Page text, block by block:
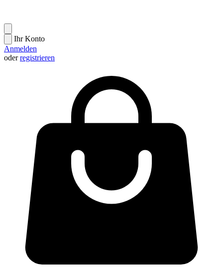
Ihr Konto
Anmelden
oderregistrieren